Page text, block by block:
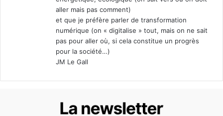
aller mais pas comment)
et que je préfère parler de transformation
numérique (on « digitalise » tout, mais on ne sait
pas pour aller où, si cela constitue un progrès
pour la société…)
JM Le Gall